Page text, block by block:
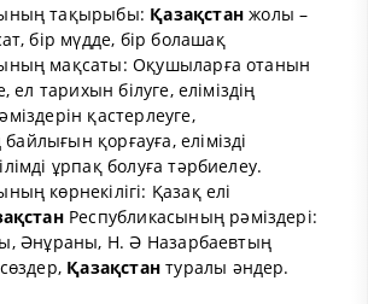
тақырыбы: Қазақстанжолы –
бір мүдде, бір болашақ
мақсаты: Оқушыларға отанын
ел тарихын білуге, еліміздің
қастерлеуге,
қорғауға, елімізді
ұрпақ болуға тәрбиелеу.
көрнекілігі: Қазақ елі
Республикасының рәміздері:
Әнұраны, Н. Ә Назарбаевтың
Қазақстантуралы әндер.